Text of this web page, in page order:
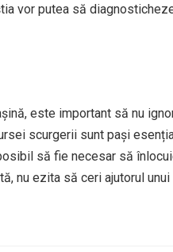
vor putea să
este important să nu
scurgerii sunt pași
să fie necesar să
nu ezita să ceri ajutorul